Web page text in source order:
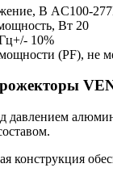
В AC100-
Вт 20
10%
(PF), не
давлением
конструкция